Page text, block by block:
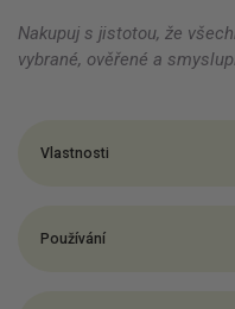
Nakupuj s jistotou, že
vybrané, ověřené a
Vlastnosti
Používání